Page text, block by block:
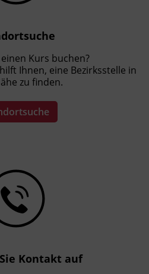
Kurs buchen?
Ihnen, eine Bezirksstelle in
zu finden.
Kontakt auf